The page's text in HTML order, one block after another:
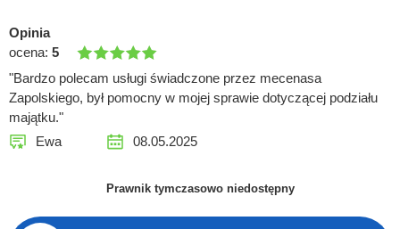
Opinia
ocena: 5
"Bardzo polecam usługi świadczone przez mecenasa
Zapolskiego, był pomocny w mojej sprawie dotyczącej podziału
majątku."
Ewa
08.05.2025
Prawnik tymczasowo niedostępny